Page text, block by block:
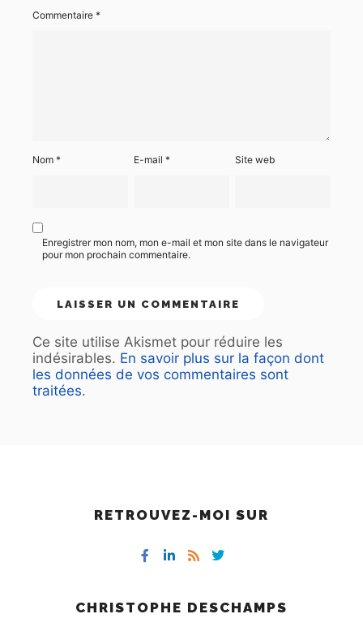
Commentaire *
Nom * E-mail* Site web
Enregistrer mon nom, mon e-mail et mon site dans le navigateur
pour mon prochain commentaire.
Ce site utilise Akismet pour réduire les
indésirables. En savoir plus sur la façon dont
les données de vos commentaires sont
traitées.
RETROUVEZ-MOI SUR
CHRISTOPHE DESCHAMPS